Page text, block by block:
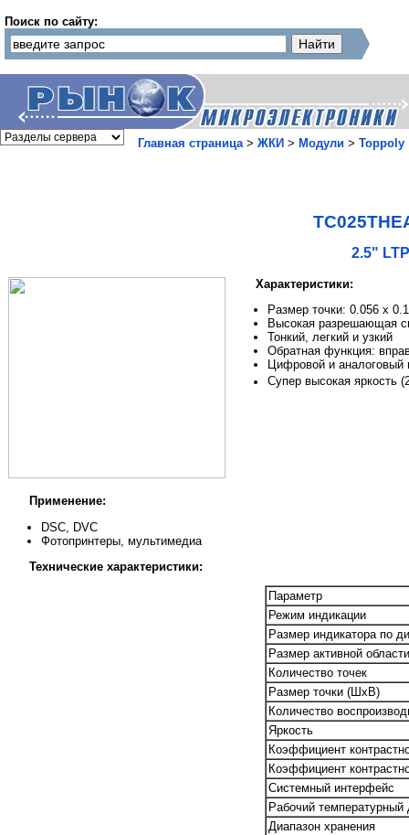
Поиск по сайту:
Главная страница> ЖКИ > Модули > Toppoly
2.5"
Характеристики:
Размер точки: 0.056 x
Высокая разрешающая
Тонкий, легкий и узкий
Обратная функция:
Цифровой и аналоговый
Супер высокая яркость
Применение:
DSC, DVC
Фотопринтеры, мультимедиа
Технические характеристики:
Параметр
Режим индикации
Размер индикатора по
Размер активной
Количество точек
Размер точки (ШxВ)
Количество
Яркость
Коэффициент
Коэффициент
Системный интерфейс
Рабочий температурный
Диапазон хранения